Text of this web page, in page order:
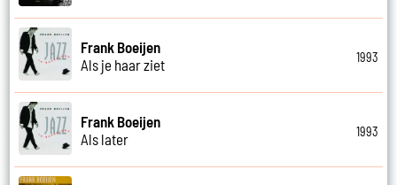
Frank Boeijen
Als je haar ziet
1993
Frank Boeijen
Als later
1993